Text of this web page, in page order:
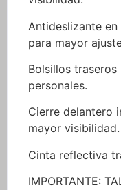
Antideslizante
para mayor
Bolsillos
personales.
Cierre delantero
mayor visibilidad.
Cinta reflectiva
IMPORTANTE: